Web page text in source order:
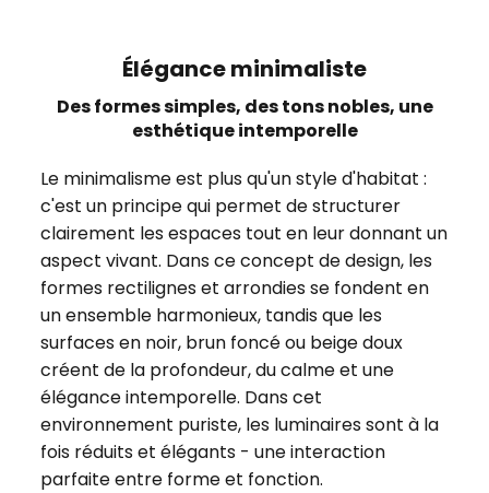
Élégance minimaliste
Des formes simples, des tons nobles, une
esthétique intemporelle
Le minimalisme est plus qu'un style d'habitat :
c'est un principe qui permet de structurer
clairement les espaces tout en leur donnant un
aspect vivant. Dans ce concept de design, les
formes rectilignes et arrondies se fondent en
un ensemble harmonieux, tandis que les
surfaces en noir, brun foncé ou beige doux
créent de la profondeur, du calme et une
élégance intemporelle. Dans cet
environnement puriste, les luminaires sont à la
fois réduits et élégants - une interaction
parfaite entre forme et fonction.